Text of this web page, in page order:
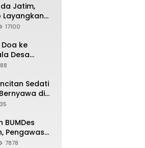
Jatim,
17100
ke
Desa
Lokasi
Sedati
di
Bunuh
BUMDes
Pengawas
7878